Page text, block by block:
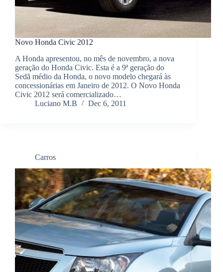
Novo Honda Civic 2012
A Honda apresentou, no mês de novembro, a nova
geração do Honda Civic. Esta é a 9ª geração do
Sedã médio da Honda, o novo modelo chegará às
concessionárias em Janeiro de 2012. O Novo Honda
Civic 2012 será comercializado…
Luciano M.B
Dec 6, 2011
Carros